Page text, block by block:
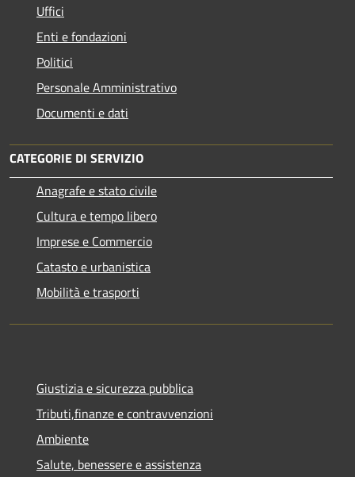
Uffici
Enti e fondazioni
Politici
Personale Amministrativo
Documenti e dati
CATEGORIE DI SERVIZIO
Anagrafe e stato civile
Cultura e tempo libero
Imprese e Commercio
Catasto e urbanistica
Mobilità e trasporti
Giustizia e sicurezza pubblica
Tributi,finanze e contravvenzioni
Ambiente
Salute, benessere e assistenza